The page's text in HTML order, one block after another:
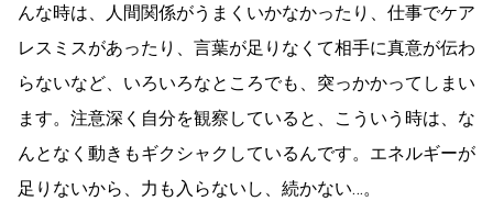
んな時は、人間関係がうまくいかなかったり、仕事でケア
レスミスがあったり、言葉が足りなくて相手に真意が伝わ
らないなど、いろいろなところでも、突っかかってしまい
ます。注意深く自分を観察していると、こういう時は、な
んとなく動きもギクシャクしているんです。エネルギーが
足りないから、力も入らないし、続かない…。